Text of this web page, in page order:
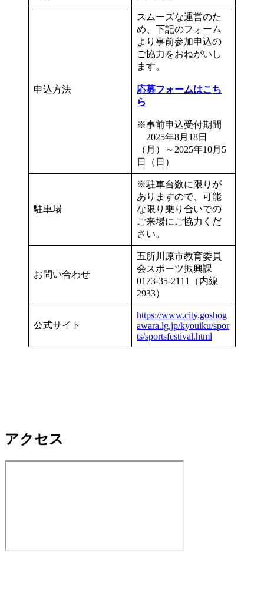
申込方法
スムーズな運営のた
め、下記のフォーム
より事前参加申込の
ご協力をおねがいし
ます。
応募フォームはこち
ら
※事前申込受付期間
2025年8月18日
（月）～2025年10月5
日（日）
駐車場
※駐車台数に限りが
ありますので、可能
な限り乗り合いでの
ご来場にご協力くだ
さい。
お問い合わせ
五所川原市教育委員
会スポーツ振興課
0173-35-2111（内線
2933）
公式サイト
https://www.city.goshog
awara.lg.jp/kyouiku/spor
ts/sportsfestival.html
アクセス